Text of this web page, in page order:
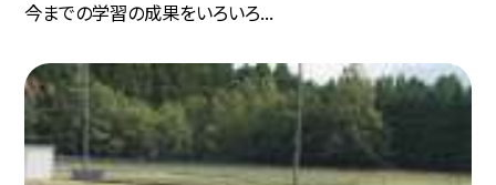
今までの学習の成果をいろいろ...